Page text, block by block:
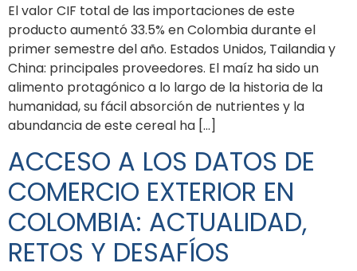
El valor CIF total de las importaciones de este
producto aumentó 33.5% en Colombia durante el
primer semestre del año. Estados Unidos, Tailandia y
China: principales proveedores. El maíz ha sido un
alimento protagónico a lo largo de la historia de la
humanidad, su fácil absorción de nutrientes y la
abundancia de este cereal ha […]
ACCESO A LOS DATOS DE
COMERCIO EXTERIOR EN
COLOMBIA: ACTUALIDAD,
RETOS Y DESAFÍOS